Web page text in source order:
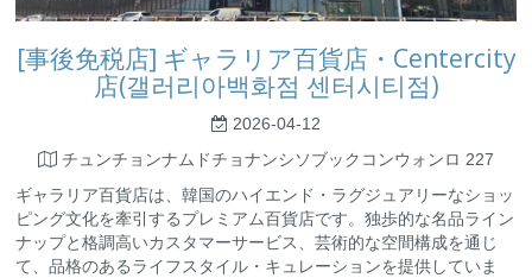
[事後免税店] ギャラリア百貨店・Centercity
店(갤러리아백화점 센터시티점)
2026-04-12
チュンチョンナムドチョナンシソブックコンウォンロ 227
ギャラリア百貨店は、韓国のハイエンド・ラグジュアリーなショッ
ピング文化を牽引するプレミアム百貨店です。独歩的な名品ライン
ナップと格調高いカスタマーサービス、芸術的な空間構成を通じ
て、品格のあるライフスタイル・キュレーションを提供していま